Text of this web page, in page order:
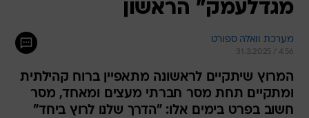
מגדלעמק" הראשון
מערכת וואלה ספורט
31.3.2025 / 4:56
המרוץ שיתקיים לראשונה מתאפיין ברוח קהילתית
ומתקיים תחת מסר חברתי מעצים ומאחד, מסר
חשוב בפרט בימים אלו: "הדרך שלנו לרוץ ביחד"